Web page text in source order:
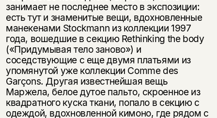
занимает не последнее место в экспозиции:
есть тут и знаменитые вещи, вдохновленные
манекенами Stockmann из коллекции 1997
года, вошедшие в секцию Rethinking the body
(«Придумывая тело заново») и
соседствующие с еще двумя платьями из
упомянутой уже коллекции Comme des
Garçons. Другая известнейшая вещь
Маржела, белое дутое пальто, скроенное из
квадратного куска ткани, попало в секцию с
одеждой, вдохновленной кимоно, где рядом с
Я соглашаюсь с Политикой конфиденциальности
подписаться
подписаться
вам уже исполнилось 18 лет?
да
нет, вернуться назад